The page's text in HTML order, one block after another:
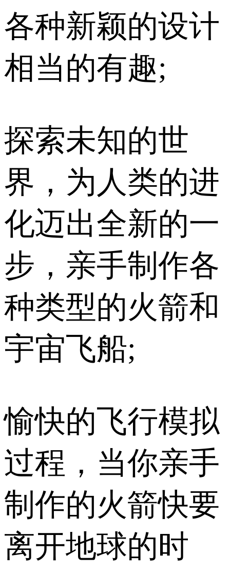
各种新颖的设计
相当的有趣;
探索未知的世
界，为人类的进
化迈出全新的一
步，亲手制作各
种类型的火箭和
宇宙飞船;
愉快的飞行模拟
过程，当你亲手
制作的火箭快要
离开地球的时